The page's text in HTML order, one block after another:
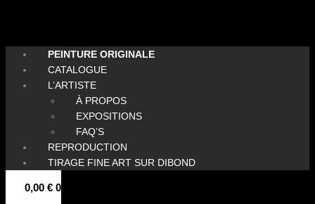
PEINTURE ORIGINALE
CATALOGUE
L’ARTISTE
À PROPOS
EXPOSITIONS
FAQ’S
REPRODUCTION
TIRAGE FINE ART SUR DIBOND
0,00 € 0